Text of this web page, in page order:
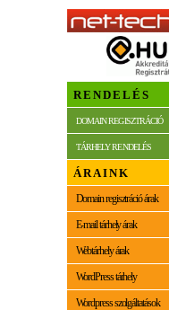
RENDELÉS
DOMAIN REGISZTRÁCIÓ
TÁRHELY RENDELÉS
ÁRAINK
Domain regisztráció árak
E-mail tárhely árak
Webtárhely árak
WordPress tárhely
Wordpress szolgáltatások